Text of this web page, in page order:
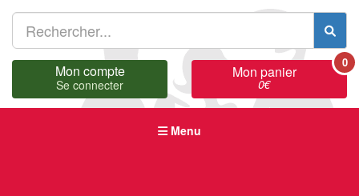
Mon compte
Se connecter
Mon panier
0€
0
Menu